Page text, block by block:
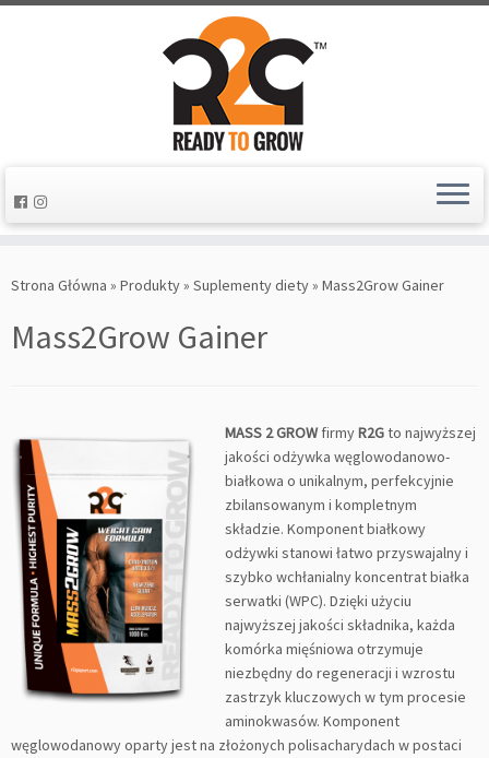
Strona Główna » Produkty» Suplementy diety» Mass2Grow Gainer
Mass2Grow Gainer
MASS 2 GROW firmyR2Gto najwyższej
jakości odżywka węglowodanowo-
białkowa o unikalnym, perfekcyjnie
zbilansowanym i kompletnym
składzie. Komponent białkowy
odżywki stanowi łatwo przyswajalny i
szybko wchłanialny koncentrat białka
serwatki (WPC). Dzięki użyciu
najwyższej jakości składnika, każda
komórka mięśniowa otrzymuje
niezbędny do regeneracji i wzrostu
zastrzyk kluczowych w tym procesie
aminokwasów. Komponent
węglowodanowy oparty jest na złożonych polisacharydach w postaci